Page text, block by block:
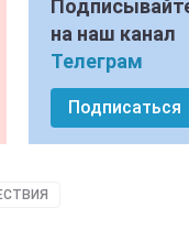
на наш канал
Телеграм
Подписаться